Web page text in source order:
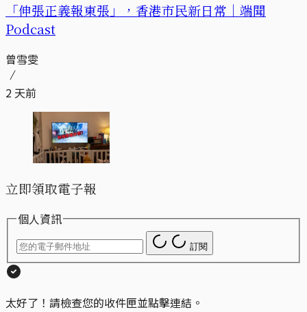
「伸張正義報東張」，香港市民新日常｜端聞
Podcast
曾雪雯
2 天前
立即領取電子報
個人資訊
訂閱
太好了！請檢查您的收件匣並點擊連結。